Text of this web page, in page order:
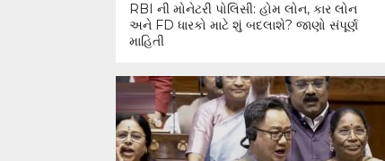
RBI ની મોનેટરી પોલિસી: હોમ લોન, કાર લોન
અને FD ધારકો માટે શું બદલાશે? જાણો સંપૂર્ણ
માહિતી